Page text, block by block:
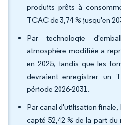
produits prêts à
TCAC de 3,74 % jusqu'en
Par technologie
atmosphère modifiée a
en 2025, tandis que les
devraient enregistrer un
période 2026-2031.
Par canal d'utilisation
capté 52,42 % de la part du